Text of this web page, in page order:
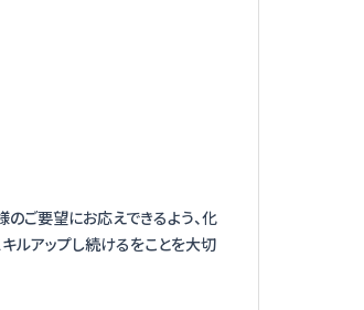
ご要望にお応えできるよう、化
ルアップし続けるをことを大切